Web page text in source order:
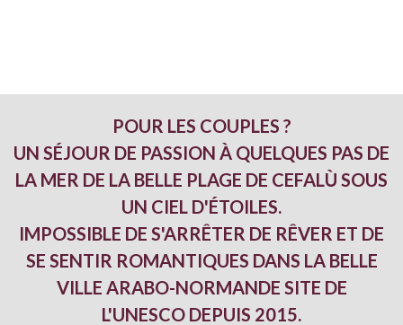
POUR LES COUPLES ?
UN SÉJOUR DE PASSION À QUELQUES PAS DE
LA MER DE LA BELLE PLAGE DE CEFALÙ SOUS
UN CIEL D'ÉTOILES.
IMPOSSIBLE DE S'ARRÊTER DE RÊVER ET DE
SE SENTIR ROMANTIQUES DANS LA BELLE
VILLE ARABO-NORMANDE SITE DE
L'UNESCO DEPUIS 2015.